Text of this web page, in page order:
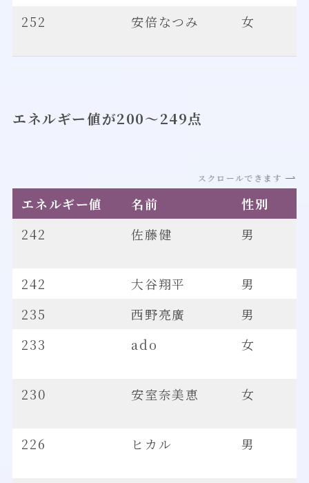
252 安倍なつみ 女
エネルギー値が200～249点
スクロールできます
エネルギー値 名前
性別
242
佐藤健 男
242 大谷翔平
男
235
西野亮廣
男
233
ado 女
230 安室奈美恵 女
226 ヒカル 男